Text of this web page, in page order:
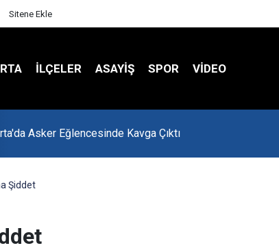
Sitene Ekle
İLÇELER ASAYİŞ SPOR VIDEO
Asker Eğlencesinde Kavga Çıktı
Şiddet